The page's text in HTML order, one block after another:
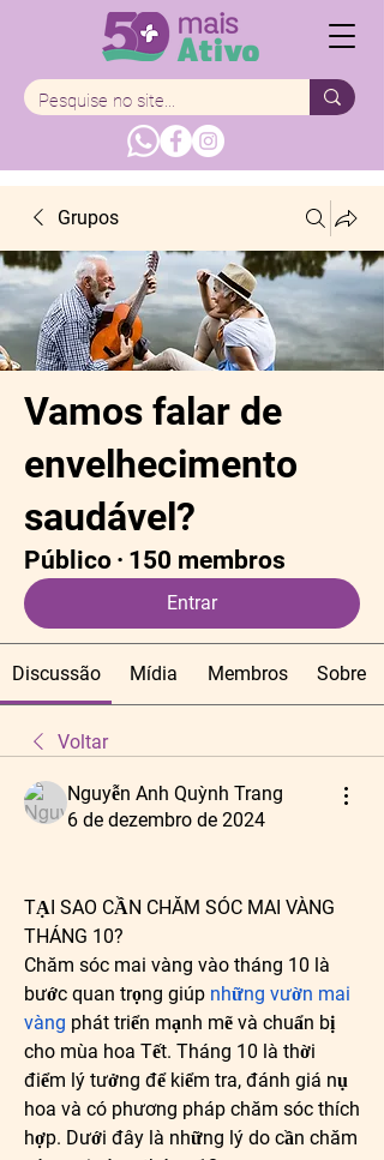
Grupos
Vamos falar de
envelhecimento
saudável?
Público · 150 membros
Entrar
Discussão Mídia Membros Sobre
Voltar
Nguyễn Anh Quỳnh Trang
6 de dezembro de 2024
TẠI SAO CẦN CHĂM SÓC MAI VÀNG
THÁNG 10?
Chăm sóc mai vàng vào tháng 10 là
bước quan trọng giúp những vườn mai
vàng phát triển mạnh mẽ và chuẩn bị
cho mùa hoa Tết. Tháng 10 là thời
điểm lý tưởng để kiểm tra, đánh giá nụ
hoa và có phương pháp chăm sóc thích
hợp. Dưới đây là những lý do cần chăm